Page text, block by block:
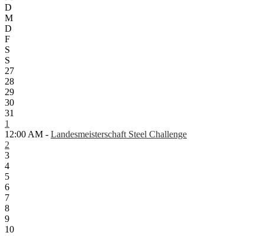
D
M
D
F
S
S
27
28
29
30
31
1
12:00 AM - Landesmeisterschaft Steel Challenge
2
3
4
5
6
7
8
9
10